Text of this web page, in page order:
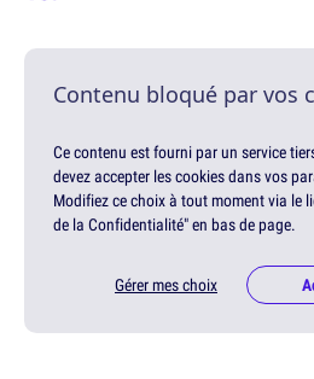
Contenu bloqué par vos
Ce contenu est fourni par un service
devez accepter les cookies dans vos
Modifiez ce choix à tout moment via le
de la Confidentialité" en bas de page.
Gérer mes choix